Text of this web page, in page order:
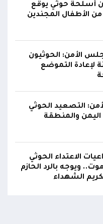
أسلحة حوثي يوقع
الأطفال المجندين
الأمن: الحوثيون
لإعادة التموضع
التصعيد الحوثي
اليمن والمنطقة
الاعتداء الحوثي
ويوجه بالرد الحازم
الشهداء